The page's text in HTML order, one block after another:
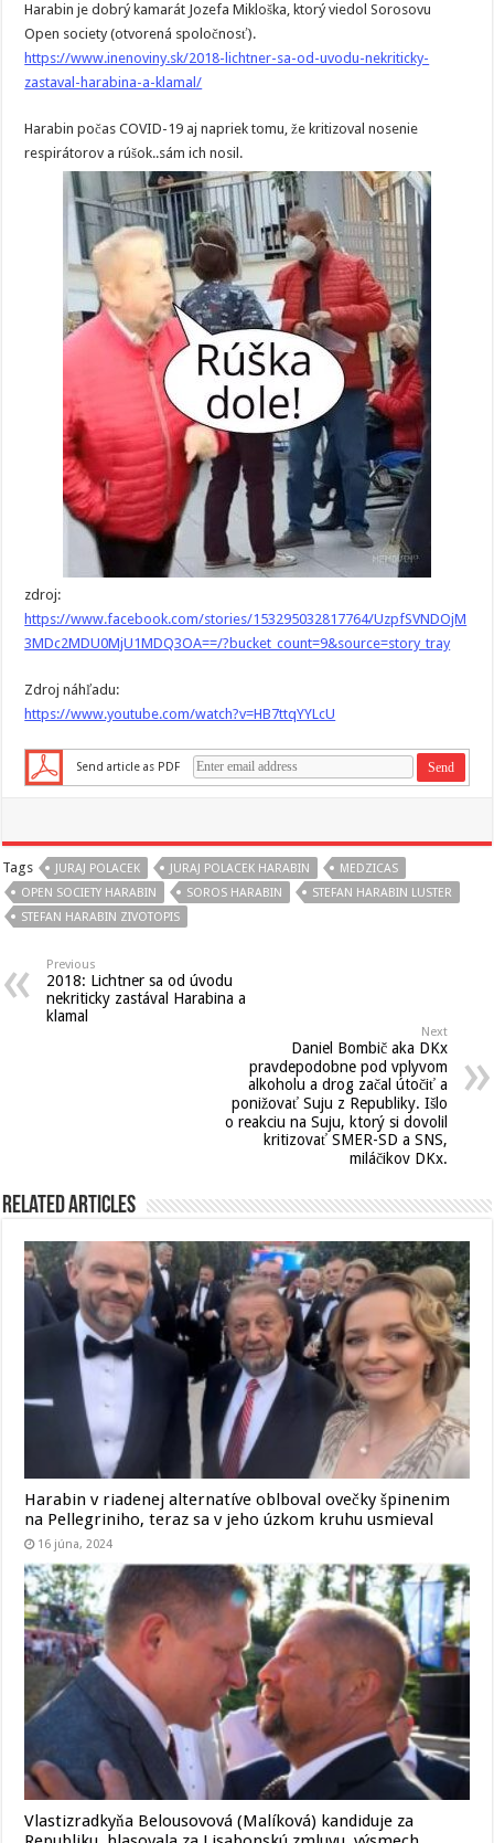
Harabin je dobrý kamarát Jozefa Mikloška, ktorý viedol Sorosovu
Open society (otvorená spoločnosť).
https://www.inenoviny.sk/2018-lichtner-sa-od-uvodu-nekriticky-
zastaval-harabina-a-klamal/
Harabin počas COVID-19 aj napriek tomu, že kritizoval nosenie
respirátorov a rúšok..sám ich nosil.
zdroj:
https://www.facebook.com/stories/153295032817764/UzpfSVNDOjM
3MDc2MDU0MjU1MDQ3OA==/?bucket_count=9&source=story_tray
Zdroj náhľadu:
https://www.youtube.com/watch?v=HB7ttqYYLcU
Send article as PDF
Tags JURAJ POLACEK JURAJ POLACEK HARABIN
MEDZICAS
OPEN SOCIETY HARABIN
SOROS HARABIN
STEFAN HARABIN LUSTER
STEFAN HARABIN ZIVOTOPIS
Previous
2018: Lichtner sa od úvodu
nekriticky zastával Harabina a
klamal
Next
Daniel Bombič aka DKx
pravdepodobne pod vplyvom
alkoholu a drog začal útočiť a
ponižovať Suju z Republiky. Išlo
o reakciu na Suju, ktorý si dovolil
kritizovať SMER-SD a SNS,
miláčikov DKx.
Related Articles
Harabin v riadenej alternatíve oblboval ovečky špinenim
na Pellegriniho, teraz sa v jeho úzkom kruhu usmieval
16 júna, 2024
Vlastizradkyňa Belousovová (Malíková) kandiduje za